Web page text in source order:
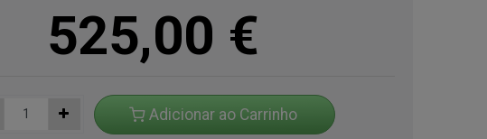
525,00 €
Adicionar ao Carrinho